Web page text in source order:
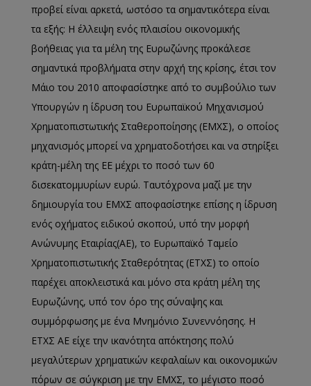
προβεί είναι αρκετά, ωστόσο τα σημαντικότερα είναι
τα εξής: Η έλλειψη ενός πλαισίου οικονομικής
βοήθειας για τα μέλη της Ευρωζώνης προκάλεσε
σημαντικά προβλήματα στην αρχή της κρίσης, έτσι τον
Μάιο του 2010 αποφασίστηκε από το συμβούλιο των
Υπουργών η ίδρυση του Ευρωπαϊκού Μηχανισμού
Χρηματοπιστωτικής Σταθεροποίησης (ΕΜΧΣ), ο οποίος
μηχανισμός μπορεί να χρηματοδοτήσει και να στηρίξει
κράτη-μέλη της ΕΕ μέχρι το ποσό των 60
δισεκατομμυρίων ευρώ. Ταυτόχρονα μαζί με την
δημιουργία του ΕΜΧΣ αποφασίστηκε επίσης η ίδρυση
ενός οχήματος ειδικού σκοπού, υπό την μορφή
Ανώνυμης Εταιρίας(ΑΕ), το Ευρωπαϊκό Ταμείο
Χρηματοπιστωτικής Σταθερότητας (ΕΤΧΣ) το οποίο
παρέχει αποκλειστικά και μόνο στα κράτη μέλη της
Ευρωζώνης, υπό τον όρο της σύναψης και
συμμόρφωσης με ένα Μνημόνιο Συνεννόησης. Η
ΕΤΧΣ ΑΕ είχε την ικανότητα απόκτησης πολύ
μεγαλύτερων χρηματικών κεφαλαίων και οικονομικών
πόρων σε σύγκριση με την ΕΜΧΣ, το μέγιστο ποσό